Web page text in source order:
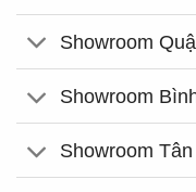
Showroom
Showroom
Showroom